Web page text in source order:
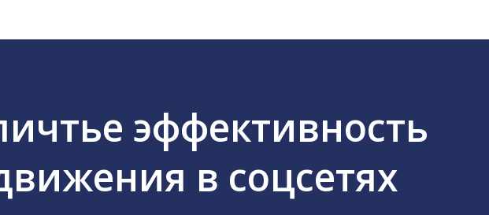
эффективность
в соцсетях